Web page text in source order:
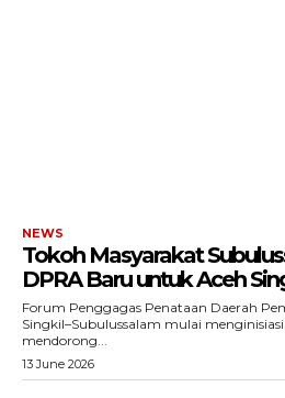
NEWS
Tokoh Masyarakat
DPRA Baru untuk Aceh
Forum Penggagas Penataan Daerah
Singkil–Subulussalam mulai
mendorong...
13 June 2026